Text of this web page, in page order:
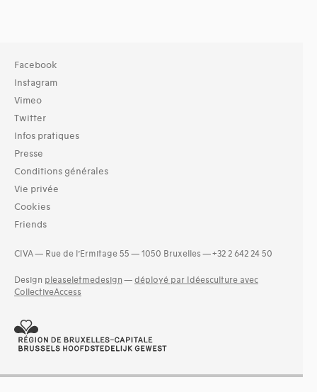
Facebook
Instagram
Vimeo
Twitter
Infos pratiques
Presse
Conditions générales
Vie privée
Cookies
Friends
CIVA — Rue de l’Ermitage 55 — 1050 Bruxelles — +32 2 642 24 50
Design pleaseletmedesign — déployé par Idéesculture avec
CollectiveAccess